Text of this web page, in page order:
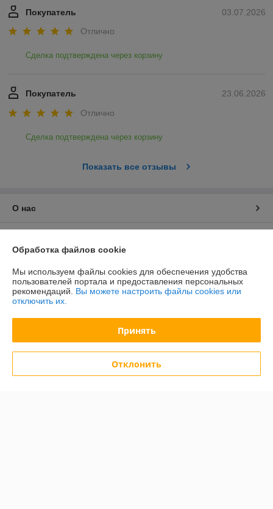
03.07.2026
Покупатель
Отлично
Сделка подтверждена через корзину
23.06.2026
Покупатель
Отлично
Сделка подтверждена через корзину
Показать все отзывы
О нас
График работы
Полная версия сайта
Политика обработки cookies
Обработка файлов cookie
Мы используем файлы cookies для обеспечения удобства
пользователей портала и предоставления персональных
рекомендаций. Вы можете настроить файлы cookies или
отключить их.
Принять
Отклонить